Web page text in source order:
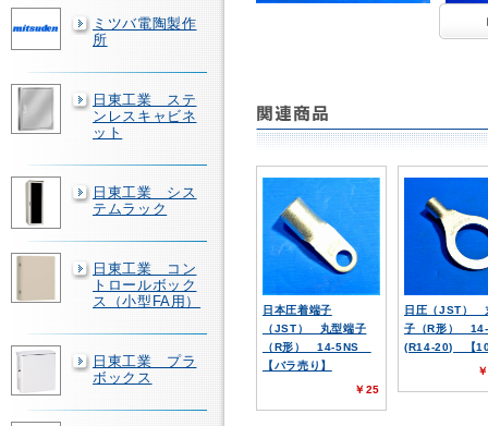
ミツバ電陶製作
所
日東工業 ステ
ンレスキャビネ
ット
日東工業 シス
テムラック
日東工業 コン
トロールボック
ス（小型FA用）
日東工業 プラ
ボックス
日本圧着端子
（JST） 丸型端子
（R形） 14-5NS
【バラ売り】
￥25
日圧（JST）
子（R形）
(R14-20) 【